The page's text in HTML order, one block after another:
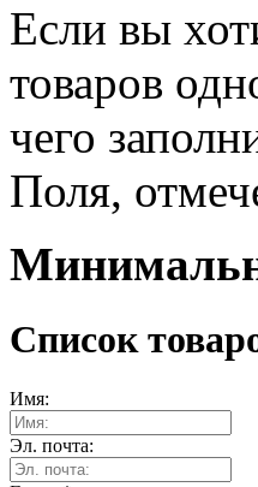
Если вы
товаров
чего
Поля,
Список
Имя:
Эл. почта: